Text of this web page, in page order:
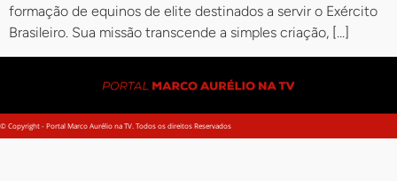
formação de equinos de elite destinados a servir o Exército
Brasileiro. Sua missão transcende a simples criação, […]
© Copyright - Portal Marco Aurélio na TV. Todos os direitos Reservados